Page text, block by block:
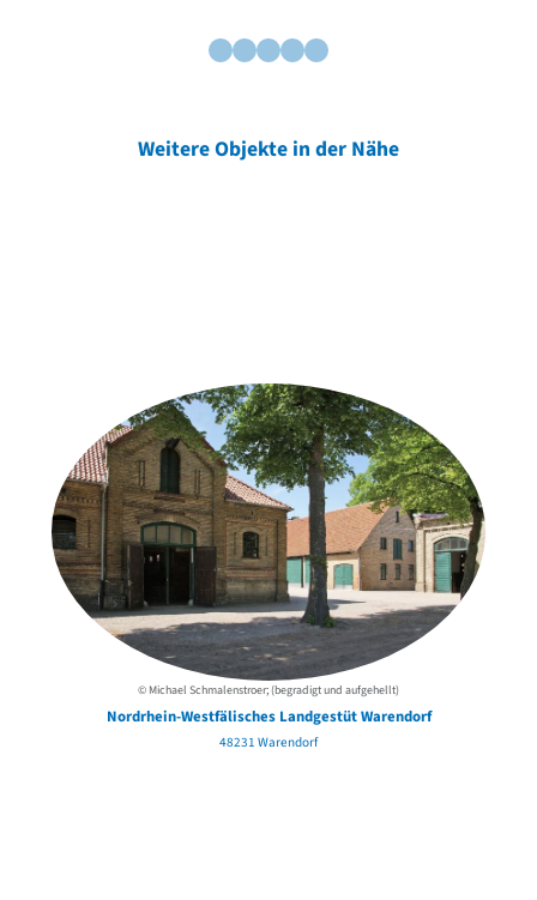
Weitere Objekte in der Nähe
© Michael Schmalenstroer; (begradigt und aufgehellt)
Nordrhein-Westfälisches Landgestüt Warendorf
48231 Warendorf